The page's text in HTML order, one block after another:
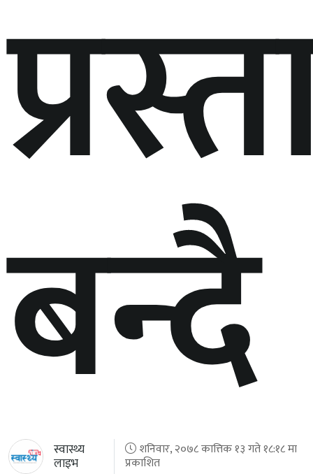
बन्दै
स्वास्थ्य
लाइभ
शनिवार, २०७८ कात्तिक १३ गते १८:१८ मा
प्रकाशित